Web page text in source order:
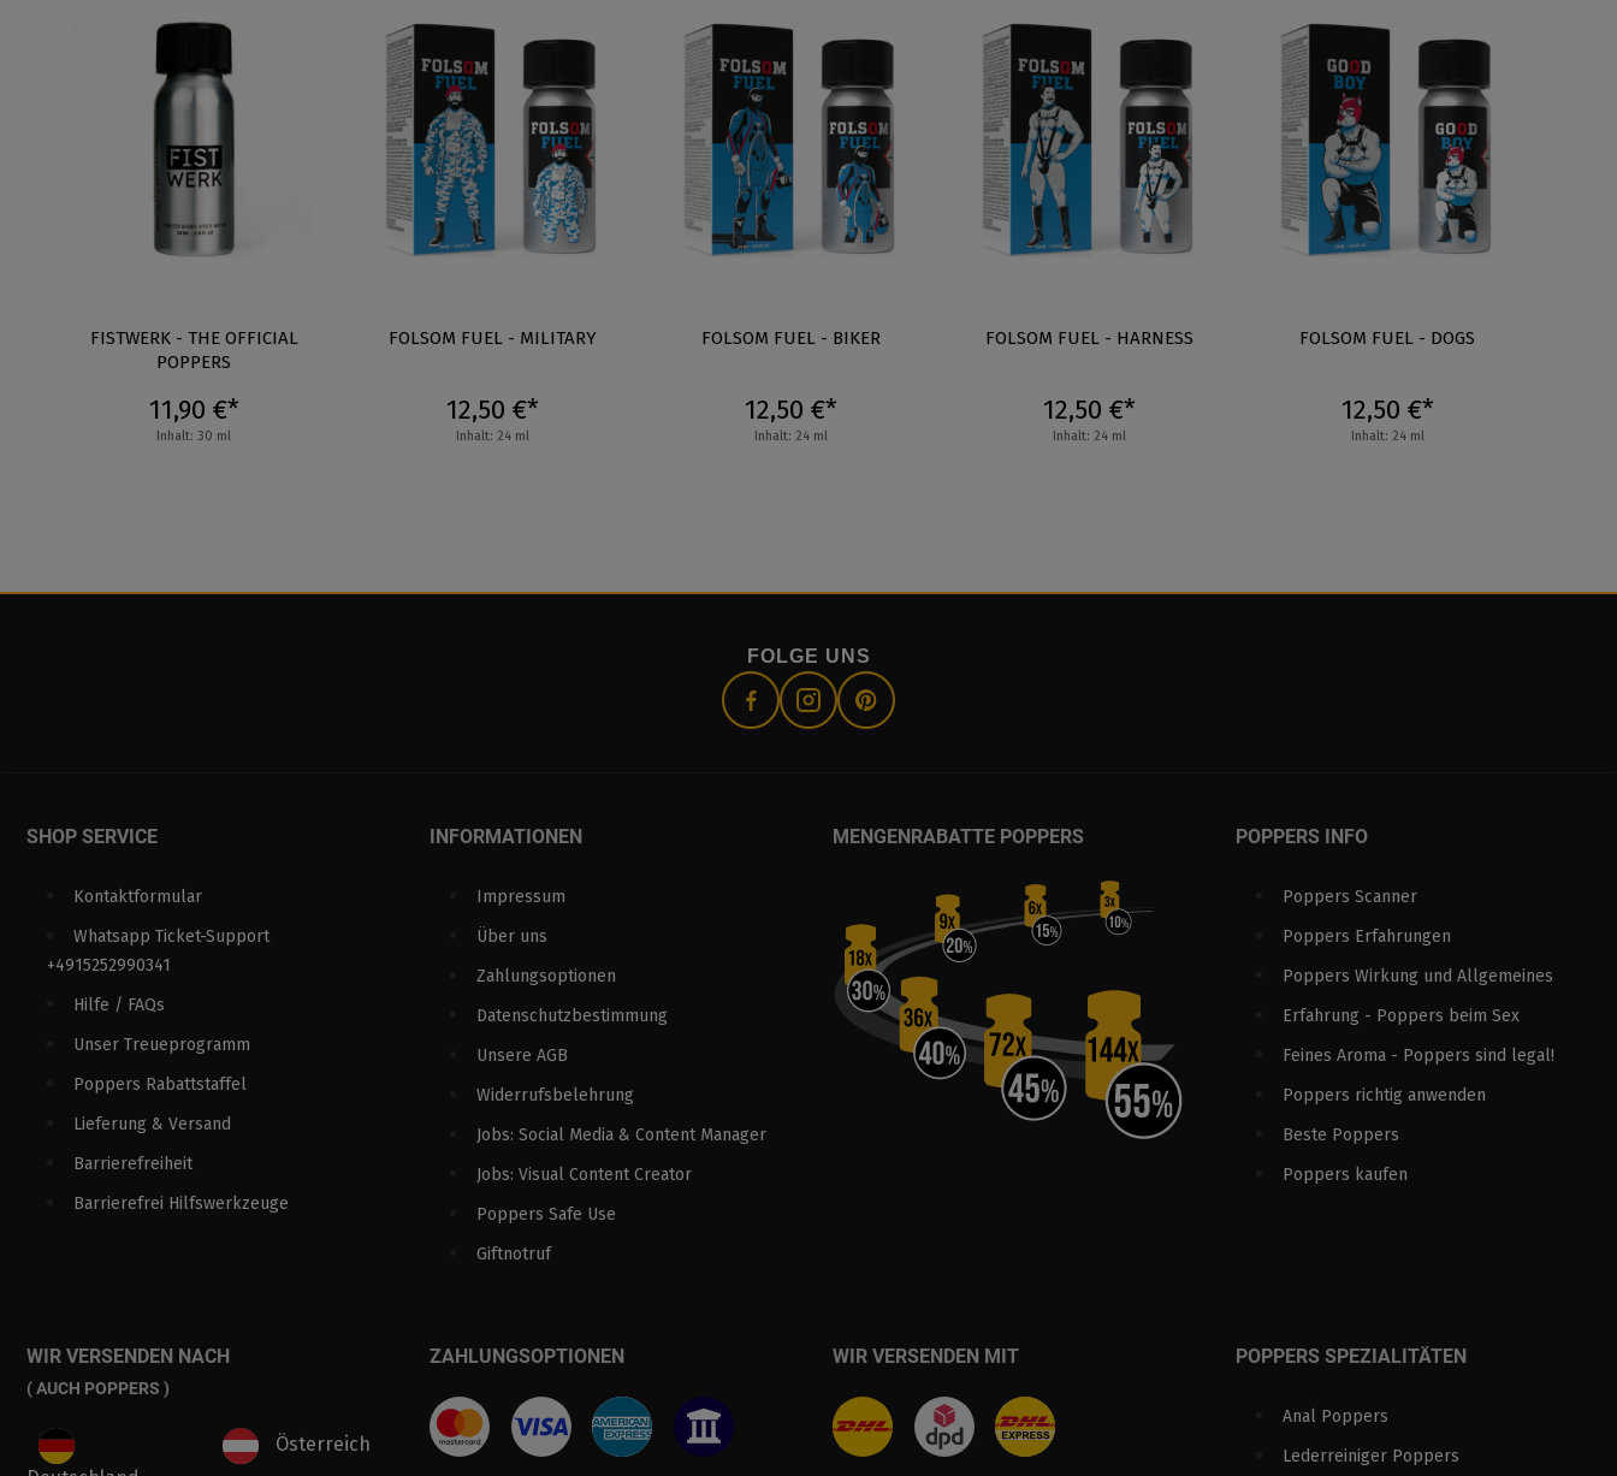
FISTWERK - THE OFFICIAL
POPPERS
11,90 €*
Inhalt: 30 ml
FOLSOM FUEL - MILITARY
12,50 €*
Inhalt: 24 ml
FOLSOM FUEL - BIKER
12,50 €*
Inhalt: 24 ml
FOLSOM FUEL - HARNESS
12,50 €*
Inhalt: 24 ml
FOLSOM FUEL - DOGS
12,50 €*
Inhalt: 24 ml
FOLGE UNS
SHOP SERVICE
Kontaktformular
Whatsapp Ticket-Support
+4915252990341
Hilfe / FAQs
Unser Treueprogramm
Poppers Rabattstaffel
Lieferung & Versand
Barrierefreiheit
Barrierefrei Hilfswerkzeuge
INFORMATIONEN
Impressum
Über uns
Zahlungsoptionen
Datenschutzbestimmung
Unsere AGB
Widerrufsbelehrung
Jobs: Social Media & Content Manager
Jobs: Visual Content Creator
Poppers Safe Use
Giftnotruf
MENGENRABATTE POPPERS POPPERS INFO
Poppers Scanner
Poppers Erfahrungen
Poppers Wirkung und Allgemeines
Erfahrung - Poppers beim Sex
Feines Aroma - Poppers sind legal!
Poppers richtig anwenden
Beste Poppers
Poppers kaufen
WIR VERSENDEN NACH
( AUCH POPPERS )
Österreich
ZAHLUNGSOPTIONEN WIR VERSENDEN MIT POPPERS SPEZIALITÄTEN
Anal Poppers
Lederreiniger Poppers